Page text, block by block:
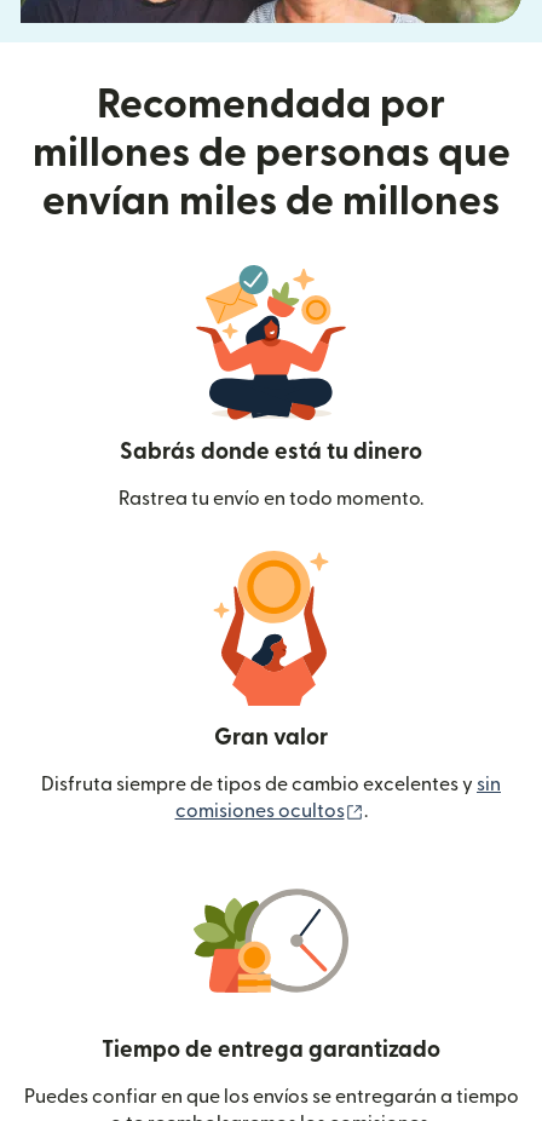
Recomendada por
millones de personas que
envían miles de millones
Sabrás donde está tu dinero
Rastrea tu envío en todo momento.
Gran valor
Disfruta siempre de tipos de cambio excelentes y sin
comisiones ocultos
.
Tiempo de entrega garantizado
Puedes confiar en que los envíos se entregarán a tiempo